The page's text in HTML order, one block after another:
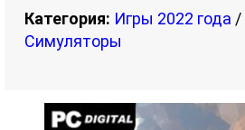
Категория: Игры 2022 года /
Симуляторы